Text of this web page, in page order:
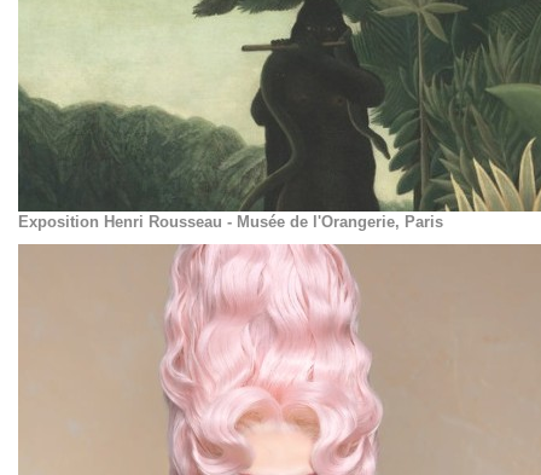
Exposition Henri Rousseau - Musée de l'Orangerie, Paris